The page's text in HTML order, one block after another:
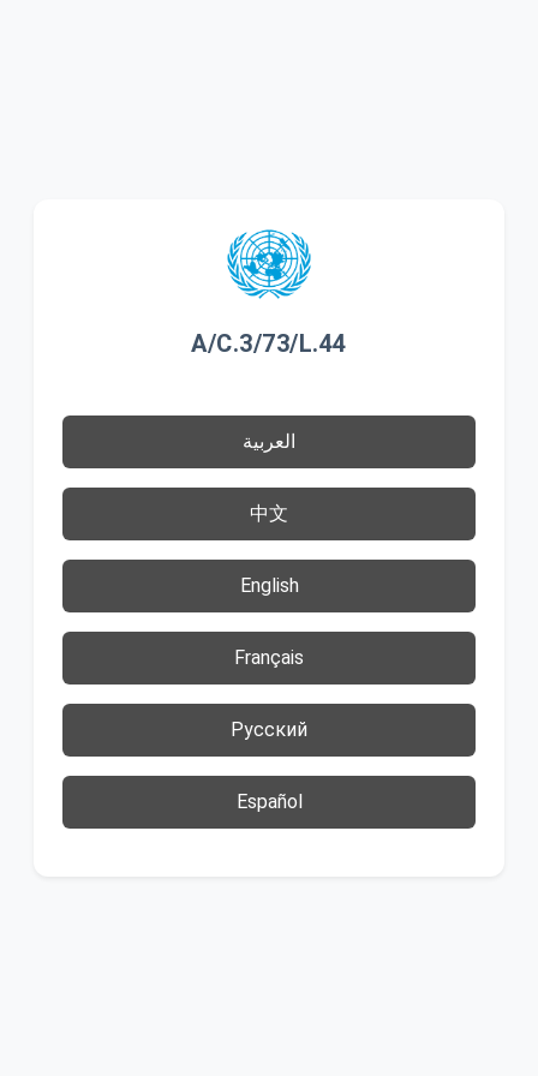
A/C.3/73/L.44
العربية
中文
English
Français
Русский
Español